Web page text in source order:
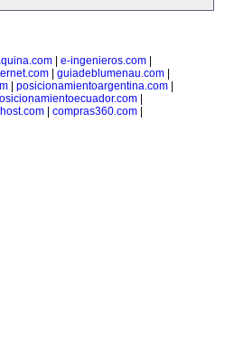
| e-ingenieros.com|
guiadeblumenau.com
posicionamientoargentina.com
|
compras360.com